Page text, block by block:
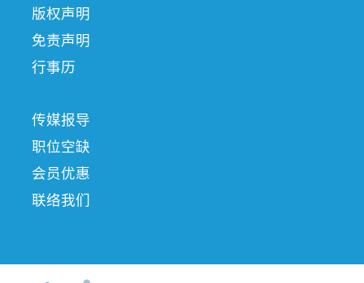
版权声明
免责声明
行事历
传媒报导
职位空缺
会员优惠
联络我们